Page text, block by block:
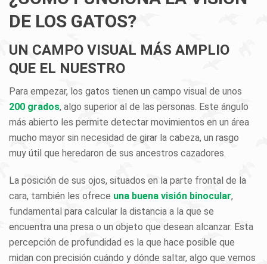
DE LOS GATOS?
UN CAMPO VISUAL MÁS AMPLIO
QUE EL NUESTRO
Para empezar, los gatos tienen un campo visual de unos
200 grados, algo superior al de las personas. Este ángulo
más abierto les permite detectar movimientos en un área
mucho mayor sin necesidad de girar la cabeza, un rasgo
muy útil que heredaron de sus ancestros cazadores.
La posición de sus ojos, situados en la parte frontal de la
cara, también les ofrece una buena visión binocular,
fundamental para calcular la distancia a la que se
encuentra una presa o un objeto que desean alcanzar. Esta
percepción de profundidad es la que hace posible que
midan con precisión cuándo y dónde saltar, algo que vemos